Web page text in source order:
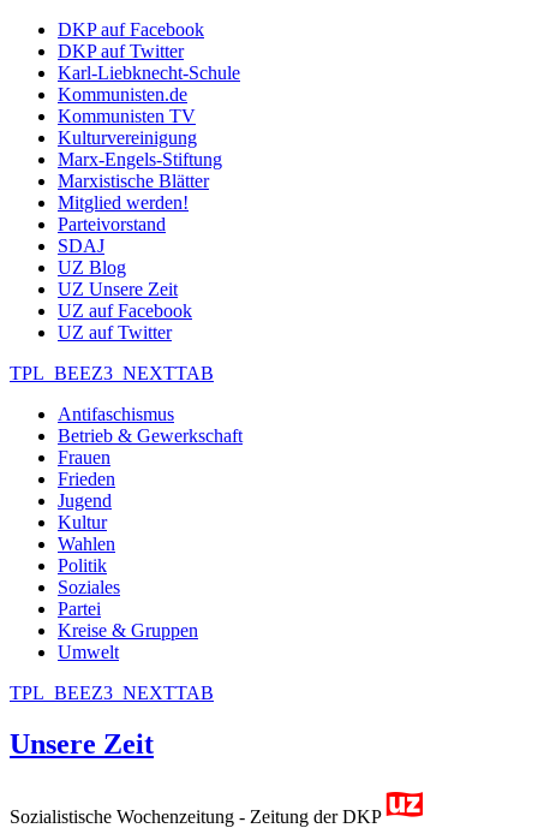
DKP auf Facebook
DKP auf Twitter
Karl-Liebknecht-Schule
Kommunisten.de
Kommunisten TV
Kulturvereinigung
Marx-Engels-Stiftung
Marxistische Blätter
Mitglied werden!
Parteivorstand
SDAJ
UZ Blog
UZ Unsere Zeit
UZ auf Facebook
UZ auf Twitter
TPL_BEEZ3_NEXTTAB
Antifaschismus
Betrieb & Gewerkschaft
Frauen
Frieden
Jugend
Kultur
Wahlen
Politik
Soziales
Partei
Kreise & Gruppen
Umwelt
TPL_BEEZ3_NEXTTAB
Unsere Zeit
Sozialistische Wochenzeitung - Zeitung der DKP